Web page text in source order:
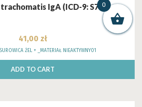
IgA (ICD-9: S71)
41,00 zł
ŻEL + _MATERIAŁ NIEAKTYWNY01
ADD TO CART
0